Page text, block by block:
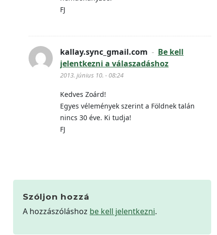
FJ
kallay.sync_gmail.com - Be kell
jelentkezni a válaszadáshoz
2013. június 10. - 08:24
Kedves Zoárd!
Egyes vélemények szerint a Földnek talán
nincs 30 éve. Ki tudja!
FJ
Szóljon hozzá
A hozzászóláshoz be kell jelentkezni.